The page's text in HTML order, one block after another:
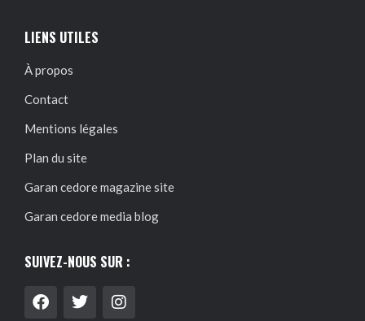
LIENS UTILES
À propos
Contact
Mentions légales
Plan du site
Garan cedore magazine site
Garan cedore media blog
SUIVEZ-NOUS SUR :